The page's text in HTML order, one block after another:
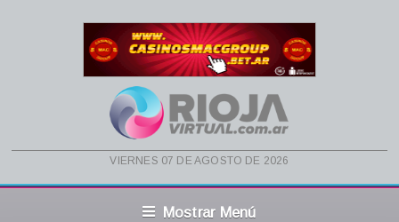
viernes 07 de agosto de 2026
Mostrar Menú